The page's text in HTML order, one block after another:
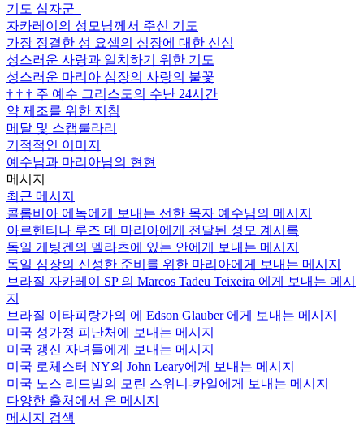
기도 십자군
자카레이의 성모님께서 주신 기도
가장 정결한 성 요셉의 심장에 대한 신심
성스러운 사랑과 일치하기 위한 기도
성스러운 마리아 심장의 사랑의 불꽃
† † † 주 예수 그리스도의 수난 24시간
약 제조를 위한 지침
메달 및 스캡룰라리
기적적인 이미지
예수님과 마리아님의 현현
메시지
최근 메시지
콜롬비아 에녹에게 보내는 선한 목자 예수님의 메시지
아르헨티나 루즈 데 마리아에게 전달된 성모 계시록
독일 게팅겐의 멜라츠에 있는 안에게 보내는 메시지
독일 심장의 신성한 준비를 위한 마리아에게 보내는 메시지
브라질 자카레이 SP 의 Marcos Tadeu Teixeira 에게 보내는 메시
지
브라질 이타피랑가의 에 Edson Glauber 에게 보내는 메시지
미국 성가정 피난처에 보내는 메시지
미국 갱신 자녀들에게 보내는 메시지
미국 로체스터 NY의 John Leary에게 보내는 메시지
미국 노스 리드빌의 모린 스위니-카일에게 보내는 메시지
다양한 출처에서 온 메시지
메시지 검색